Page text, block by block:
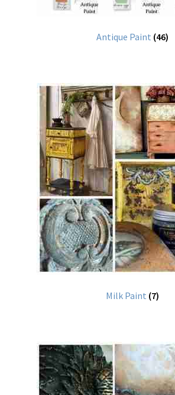
Antique Paint (46)
Milk Paint (7)